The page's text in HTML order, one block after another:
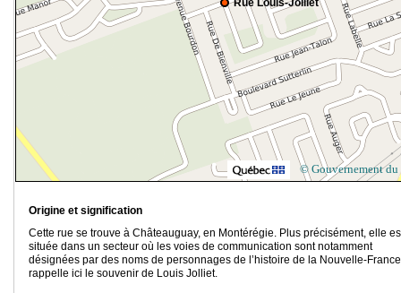
Rue Louis-Jolliet
© Gouvernement du
Origine et signification
Cette rue se trouve à Châteauguay, en Montérégie. Plus précisément, elle
située dans un secteur où les voies de communication sont notamment
désignées par des noms de personnages de l’histoire de la Nouvelle-
rappelle ici le souvenir de Louis Jolliet.